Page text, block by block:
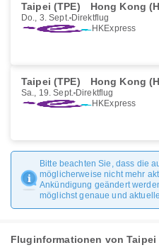
Taipei (TPE) Hong Kong
Do., 3. Sept. Direktflug
HKExpress
Taipei (TPE) Hong Kong
Sa., 19. Sept. Direktflug
HKExpress
Bitte beachten Sie, dass die
möglicherweise nicht mehr
Ankündigung geändert
möglichst genaue und
Fluginformationen von